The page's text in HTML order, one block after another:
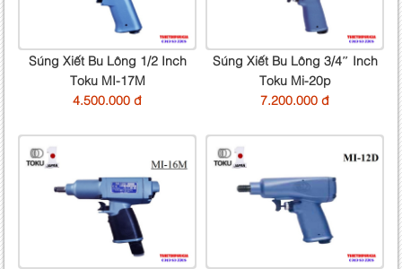
Súng Xiết Bu Lông 1/2 Inch
Toku MI-17M
4.500.000 đ
Súng Xiết Bu Lông 3/4″ Inch
Toku Mi-20p
7.200.000 đ